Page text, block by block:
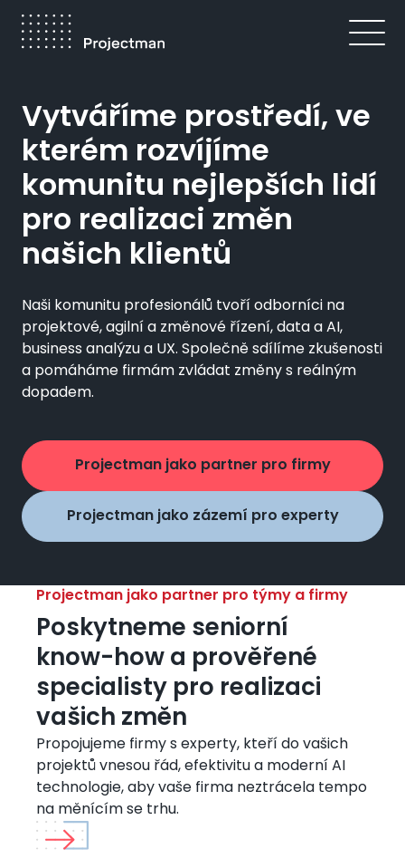
Přejít
hlavnímu
Vytváříme prostředí, ve
kterém rozvíjíme
komunitu nejlepších lidí
pro realizaci změn
našich klientů
Naši komunitu profesionálů tvoří odborníci na
projektové, agilní a změnové řízení, data a AI,
business analýzu a UX. Společně sdílíme zkušenosti
a pomáháme firmám zvládat změny s reálným
dopadem.
Projectman jako partner pro firmy
Projectman jako zázemí pro experty
Projectman jako partner pro týmy a firmy
Poskytneme seniorní
know-how a prověřené
specialisty pro realizaci
vašich změn
Propojujeme firmy s experty, kteří do vašich
projektů vnesou řád, efektivitu a moderní AI
technologie, aby vaše firma neztrácela tempo
na měnícím se trhu.
Obrázek